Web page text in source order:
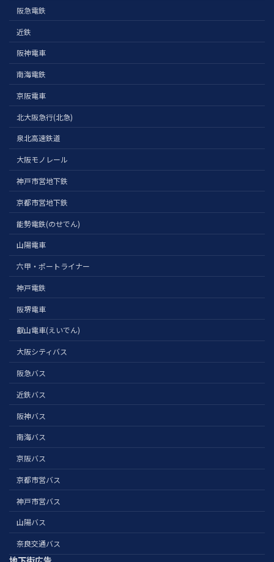
阪急電鉄
近鉄
阪神電車
南海電鉄
京阪電車
北大阪急行(北急)
泉北高速鉄道
大阪モノレール
神戸市営地下鉄
京都市営地下鉄
能勢電鉄(のせでん)
山陽電車
六甲・ポートライナー
神戸電鉄
阪堺電車
叡山電車(えいでん)
大阪シティバス
阪急バス
近鉄バス
阪神バス
南海バス
京阪バス
京都市営バス
神戸市営バス
山陽バス
奈良交通バス